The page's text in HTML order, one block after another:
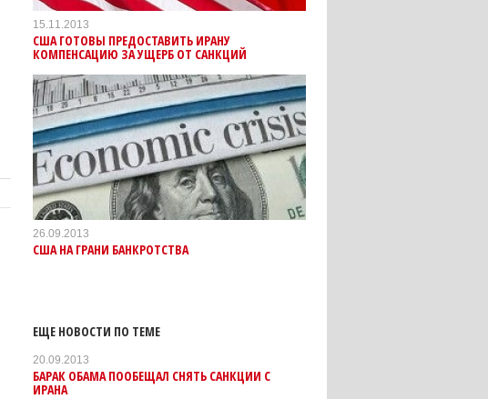
15.11.2013
США ГОТОВЫ ПРЕДОСТАВИТЬ ИРАНУ
КОМПЕНСАЦИЮ ЗА УЩЕРБ ОТ САНКЦИЙ
26.09.2013
США НА ГРАНИ БАНКРОТСТВА
ЕЩЕ НОВОСТИ ПО ТЕМЕ
20.09.2013
БАРАК ОБАМА ПООБЕЩАЛ СНЯТЬ САНКЦИИ С
ИРАНА